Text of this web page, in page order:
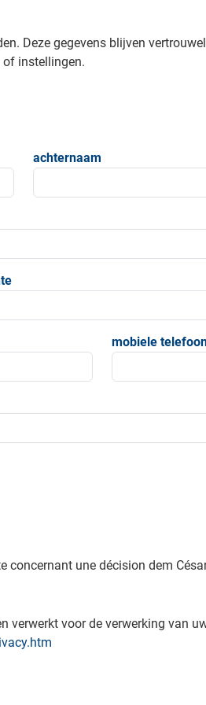
Deze gegevens blijven
of instellingen.
achternaam
mobiele
concernant une décision dem
verwerkt voor de verwerking van